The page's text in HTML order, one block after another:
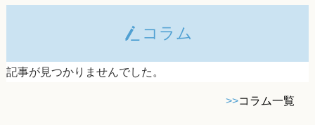
コラム
記事が見つかりませんでした。
>>コラム一覧